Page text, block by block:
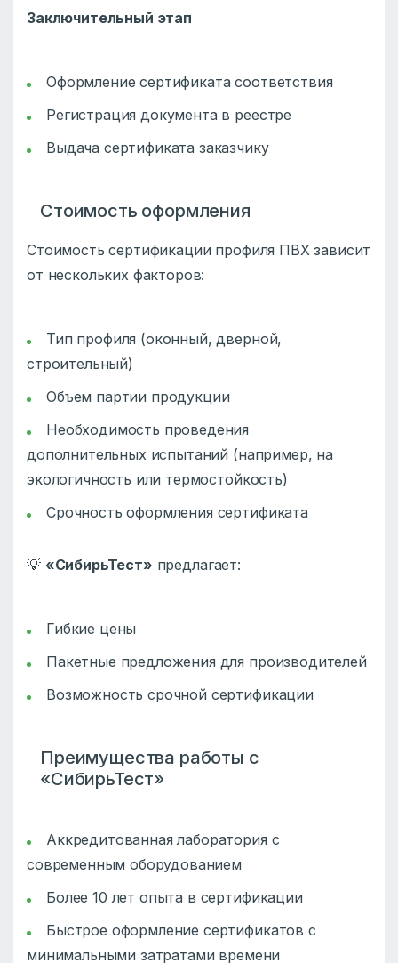
Заключительный этап
Оформление сертификата соответствия
Регистрация документа в реестре
Выдача сертификата заказчику
Стоимость оформления
Стоимость сертификации профиля ПВХ зависит
от нескольких факторов:
Тип профиля (оконный, дверной,
строительный)
Объем партии продукции
Необходимость проведения
дополнительных испытаний (например, на
экологичность или термостойкость)
Срочность оформления сертификата
💡 «СибирьТест» предлагает:
Гибкие цены
Пакетные предложения для производителей
Возможность срочной сертификации
Преимущества работы с
«СибирьТест»
Аккредитованная лаборатория с
современным оборудованием
Более 10 лет опыта в сертификации
Быстрое оформление сертификатов с
минимальными затратами времени